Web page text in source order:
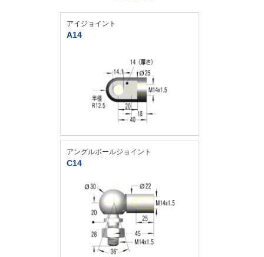
アイジョイント
A14
アングルボールジョイント
C14